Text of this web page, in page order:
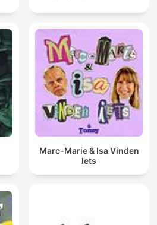
Marc-Marie & Isa Vinden
Iets